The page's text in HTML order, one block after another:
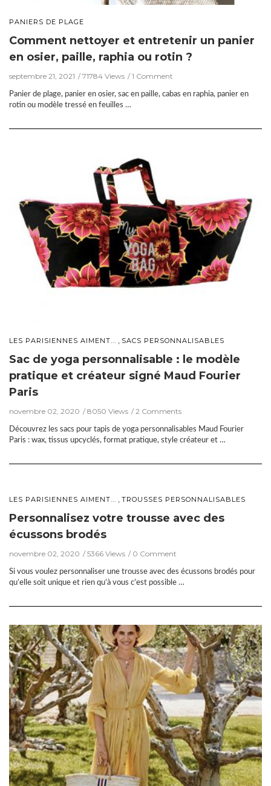
PANIERS DE PLAGE
Comment nettoyer et entretenir un panier
en osier, paille, raphia ou rotin ?
septembre 21, 2021 71784 Views 1 Comment
Panier de plage, panier en osier, sac en paille, cabas en raphia, panier en
rotin ou modèle tressé en feuilles …
LES PARISIENNES AIMENT... , SACS PERSONNALISABLES
Sac de yoga personnalisable : le modèle
pratique et créateur signé Maud Fourier
Paris
novembre 02, 2020 8050 Views 2 Comments
Découvrez les sacs pour tapis de yoga personnalisables Maud Fourier
Paris : wax, tissus upcyclés, format pratique, style créateur et …
LES PARISIENNES AIMENT... , TROUSSES PERSONNALISABLES
Personnalisez votre trousse avec des
écussons brodés
novembre 02, 2020 5366 Views 0 Comment
Si vous voulez personnaliser une trousse avec des écussons brodés pour
qu’elle soit unique et rien qu’à vous c’est possible …